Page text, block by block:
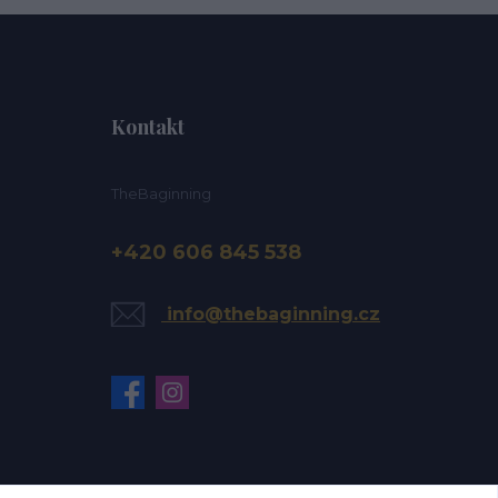
Kontakt
TheBaginning
+420 606 845 538
info@thebaginning.cz